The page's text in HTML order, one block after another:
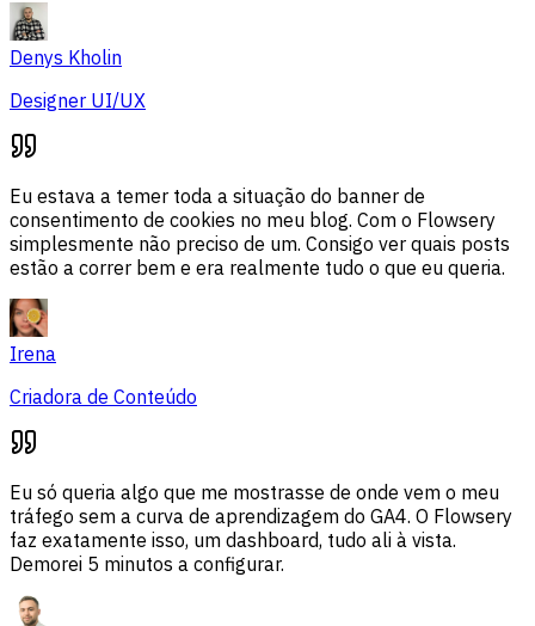
Denys Kholin
Designer UI/UX
Eu estava a temer toda a situação do banner de
consentimento de cookies no meu blog. Com o Flowsery
simplesmente não preciso de um. Consigo ver quais posts
estão a correr bem e era realmente tudo o que eu queria.
Irena
Criadora de Conteúdo
Eu só queria algo que me mostrasse de onde vem o meu
tráfego sem a curva de aprendizagem do GA4. O Flowsery
faz exatamente isso, um dashboard, tudo ali à vista.
Demorei 5 minutos a configurar.